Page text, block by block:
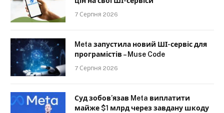
7 Серпня 2026
Meta запустила новий ШІ-сервіс для
програмістів – Muse Code
7 Серпня 2026
Суд зобов’язав Meta виплатити
майже $1 млрд через завдану шкоду